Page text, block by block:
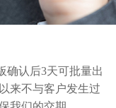
确认后3天可批量出
来不与客户发生过